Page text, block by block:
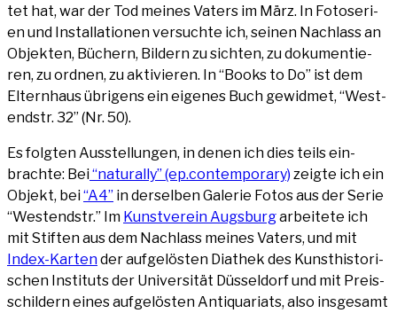
tet hat, war der Tod mei­nes Vaters im März. In Foto­se­ri­
en und Instal­la­tio­nen ver­such­te ich, sei­nen Nach­lass an
Objek­ten, Büchern, Bil­dern zu sich­ten, zu doku­men­tie­
ren, zu ord­nen, zu akti­vie­ren. In “Books to Do” ist dem
Eltern­haus übri­gens ein eige­nes Buch gewid­met, “West­
end­str. 32” (Nr. 50).
Es folg­ten Aus­stel­lun­gen, in denen ich dies teils ein­
brach­te: Bei“natu­ral­ly” (ep.contemporary) zeig­te ich ein
Objekt, bei“A4” in der­sel­ben Gale­rie Fotos aus der Serie
“West­end­str.” Im Kunst­ver­ein Augs­burgarbei­te­te ich
mit Stif­ten aus dem Nach­lass mei­nes Vaters, und mit
Index-Kar­tender auf­ge­lös­ten Dia­thek des Kunst­his­to­ri­
schen Insti­tuts der Uni­ver­si­tät Düs­sel­dorf und mit Preis­
schil­dern eines auf­ge­lös­ten Anti­qua­ri­ats, also ins­ge­samt